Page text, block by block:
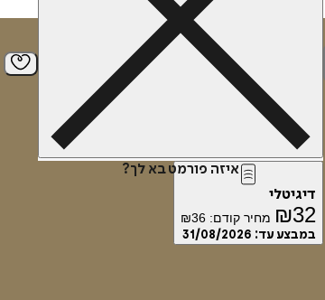
איזה פורמט בא לך?
דיגיטלי
₪32 מחיר קודם: ₪36
במבצע עד: 31/08/2026